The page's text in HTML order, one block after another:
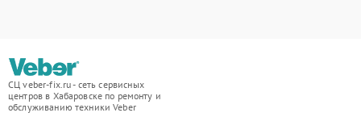
СЦ veber-fix.ru - сеть сервисных
центров в Хабаровске по ремонту и
обслуживанию техники Veber